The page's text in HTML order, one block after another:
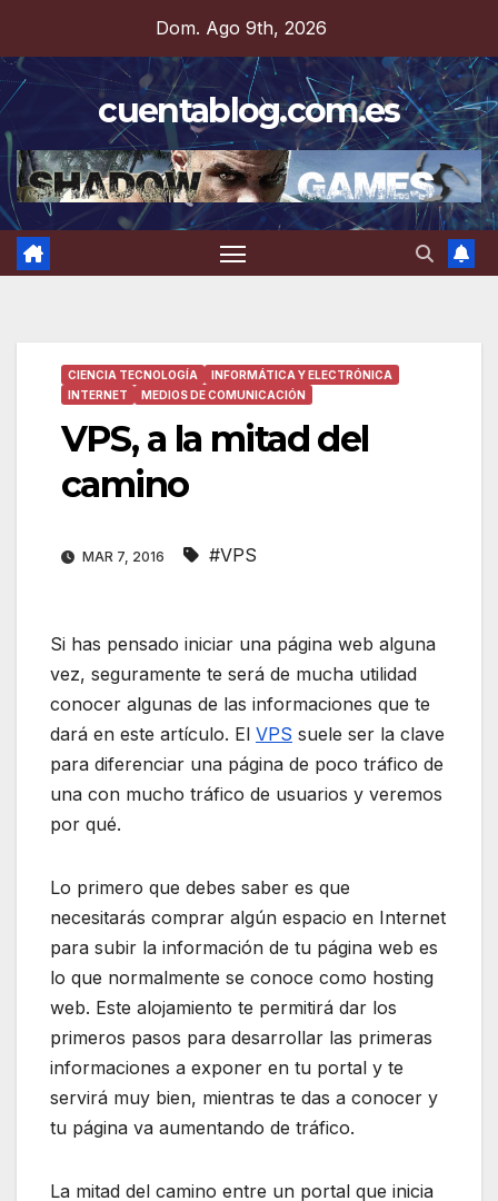
contenido
Dom. Ago 9th, 2026
cuentablog.com.es
CIENCIA TECNOLOGÍA
INFORMÁTICA Y ELECTRÓNICA
INTERNET
MEDIOS DE COMUNICACIÓN
VPS, a la mitad del
camino
MAR 7, 2016 #VPS
Si has pensado iniciar una página web alguna
vez, seguramente te será de mucha utilidad
conocer algunas de las informaciones que te
dará en este artículo. El VPS suele ser la clave
para diferenciar una página de poco tráfico de
una con mucho tráfico de usuarios y veremos
por qué.
Lo primero que debes saber es que
necesitarás comprar algún espacio en Internet
para subir la información de tu página web es
lo que normalmente se conoce como hosting
web. Este alojamiento te permitirá dar los
primeros pasos para desarrollar las primeras
informaciones a exponer en tu portal y te
servirá muy bien, mientras te das a conocer y
tu página va aumentando de tráfico.
La mitad del camino entre un portal que inicia